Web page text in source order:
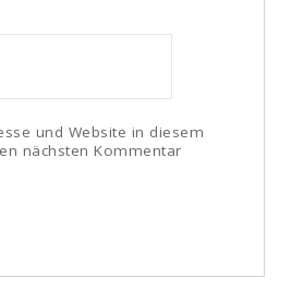
und Website in diesem
nächsten Kommentar